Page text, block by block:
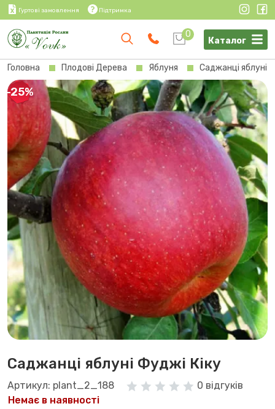
Гуртові замовлення Підтримка
0
Каталог
Головна Плодові Дерева Яблуня Саджанці яблуні
-25%
Саджанці яблуні Фуджі Кіку
Артикул: plant_2_188
0 відгуків
Немає в наявності